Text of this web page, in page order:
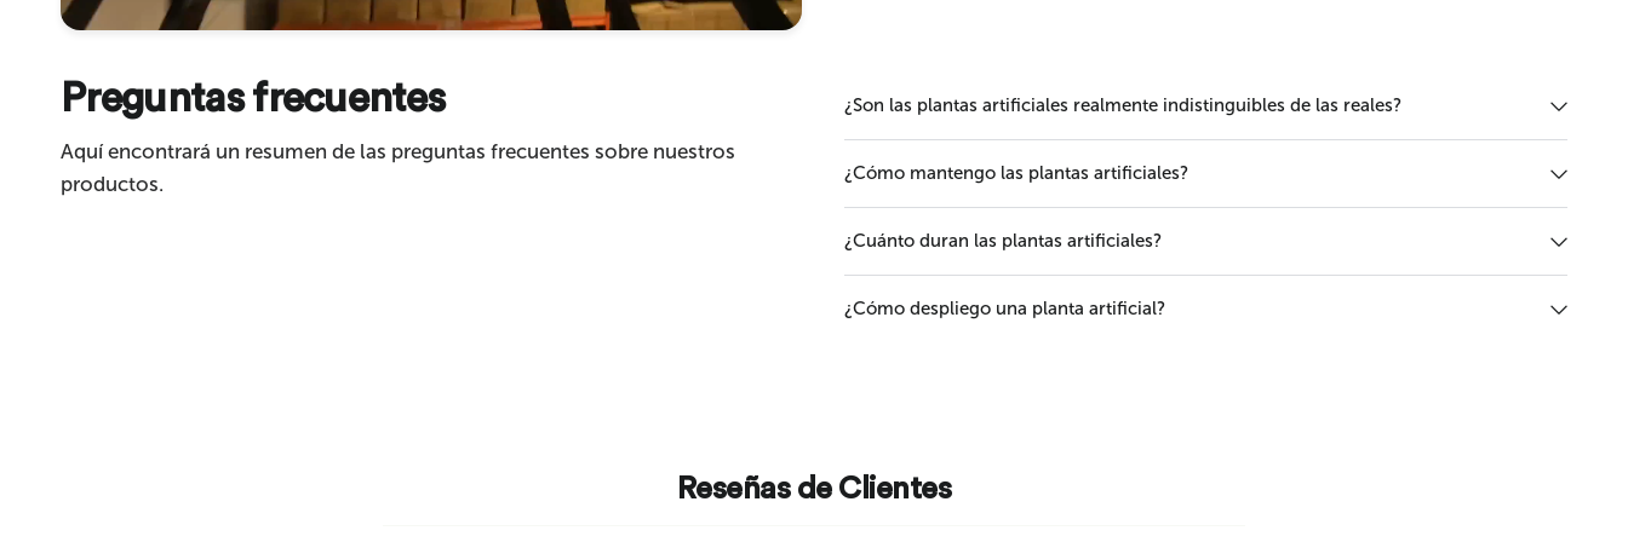
Preguntas frecuentes
Aquí encontrará un resumen de las preguntas frecuentes sobre nuestros
productos.
¿Son las plantas artificiales realmente indistinguibles de las reales?
¿Cómo mantengo las plantas artificiales?
¿Cuánto duran las plantas artificiales?
¿Cómo despliego una planta artificial?
Reseñas de Clientes